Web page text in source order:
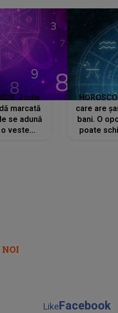
Zodia
marcată
se adună
veste
care are
bani. O
poate
LikeFacebook